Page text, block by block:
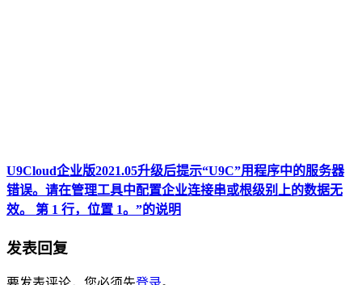
U9Cloud企业版2021.05升级后提示“U9C”用程序中的服务器
错误。请在管理工具中配置企业连接串或根级别上的数据无
效。 第 1 行，位置 1。”的说明
发表回复